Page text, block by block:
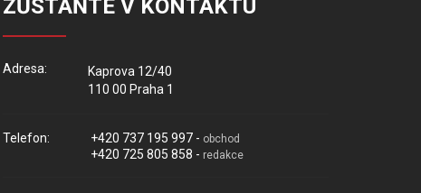
ZŮSTAŇTE V KONTAKTU
Adresa:
Kaprova 12/40
110 00 Praha 1
Telefon: +420 737 195 997 - obchod
+420 725 805 858 - redakce